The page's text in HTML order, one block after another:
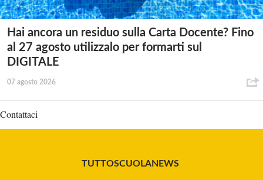
Hai ancora un residuo sulla Carta Docente? Fino
al 27 agosto utilizzalo per formarti sul
DIGITALE
07 agosto 2026
Contattaci
TUTTOSCUOLANEWS